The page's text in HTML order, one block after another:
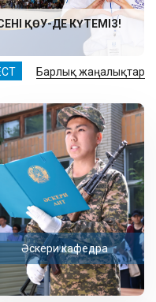
Барлық жаңалықтар
ҚӨУ-ДЕ КҮТЕМІЗ!
Әскери кафедра